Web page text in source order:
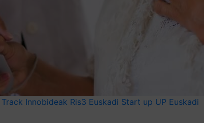
Innobideak Ris3 Euskadi Start up UP Euskadi